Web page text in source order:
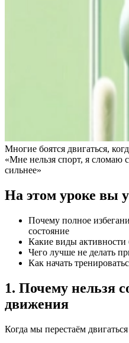
Многие боятся двигаться,
«Мне нельзя спорт, я сломаю
сильнее»
На этом уроке вы
Почему полное
состояние
Какие виды
Чего лучше не делать
Как начать
1. Почему нельзя
движения
Когда мы перестаём